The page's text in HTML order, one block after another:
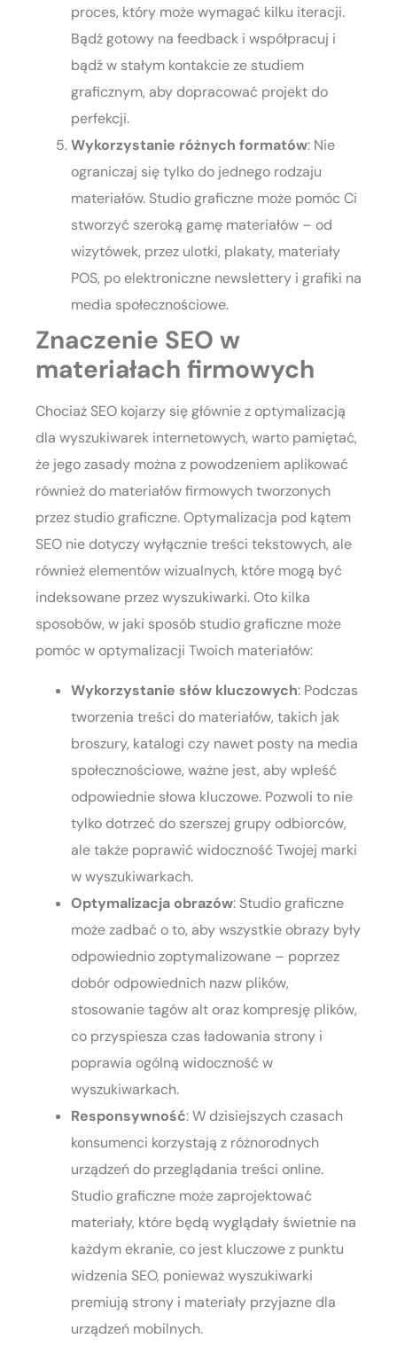
proces, który może wymagać kilku iteracji.
Bądź gotowy na feedback i współpracuj i
bądź w stałym kontakcie ze studiem
graficznym, aby dopracować projekt do
perfekcji.
Wykorzystanie różnych formatów: Nie
ograniczaj się tylko do jednego rodzaju
materiałów. Studio graficzne może pomóc Ci
stworzyć szeroką gamę materiałów – od
wizytówek, przez ulotki, plakaty, materiały
POS, po elektroniczne newslettery i grafiki na
media społecznościowe.
Znaczenie SEO w
materiałach firmowych
Chociaż SEO kojarzy się głównie z optymalizacją
dla wyszukiwarek internetowych, warto pamiętać,
że jego zasady można z powodzeniem aplikować
również do materiałów firmowych tworzonych
przez studio graficzne. Optymalizacja pod kątem
SEO nie dotyczy wyłącznie treści tekstowych, ale
również elementów wizualnych, które mogą być
indeksowane przez wyszukiwarki. Oto kilka
sposobów, w jaki sposób studio graficzne może
pomóc w optymalizacji Twoich materiałów:
Wykorzystanie słów kluczowych: Podczas
tworzenia treści do materiałów, takich jak
broszury, katalogi czy nawet posty na media
społecznościowe, ważne jest, aby wpleść
odpowiednie słowa kluczowe. Pozwoli to nie
tylko dotrzeć do szerszej grupy odbiorców,
ale także poprawić widoczność Twojej marki
w wyszukiwarkach.
Optymalizacja obrazów: Studio graficzne
może zadbać o to, aby wszystkie obrazy były
odpowiednio zoptymalizowane – poprzez
dobór odpowiednich nazw plików,
stosowanie tagów alt oraz kompresję plików,
co przyspiesza czas ładowania strony i
poprawia ogólną widoczność w
wyszukiwarkach.
Responsywność: W dzisiejszych czasach
konsumenci korzystają z różnorodnych
urządzeń do przeglądania treści online.
Studio graficzne może zaprojektować
materiały, które będą wyglądały świetnie na
każdym ekranie, co jest kluczowe z punktu
widzenia SEO, ponieważ wyszukiwarki
premiują strony i materiały przyjazne dla
urządzeń mobilnych.